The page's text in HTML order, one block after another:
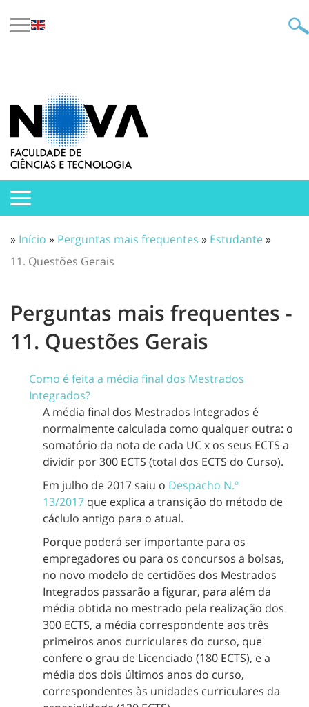
» Início » Perguntas mais frequentes » Estudante»
11. Questões Gerais
Perguntas mais frequentes -
11. Questões Gerais
Como é feita a média final dos Mestrados
Integrados?
A média final dos Mestrados Integrados é
normalmente calculada como qualquer outra: o
somatório da nota de cada UC x os seus ECTS a
dividir por 300 ECTS (total dos ECTS do Curso).
Em julho de 2017 saiu o Despacho N.º
13/2017 que explica a transição do método de
cáclulo antigo para o atual.
Porque poderá ser importante para os
empregadores ou para os concursos a bolsas,
no novo modelo de certidões dos Mestrados
Integrados passarão a figurar, para além da
média obtida no mestrado pela realização dos
300 ECTS, a média correspondente aos três
primeiros anos curriculares do curso, que
confere o grau de Licenciado (180 ECTS), e a
média dos dois últimos anos do curso,
correspondentes às unidades curriculares da